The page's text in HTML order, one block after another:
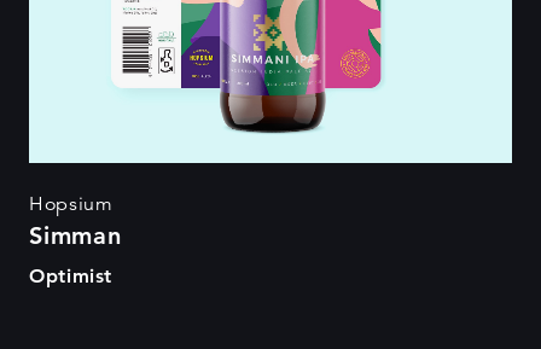
Hopsium
Simman
Optimist